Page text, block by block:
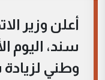
أعلن وزير
سند، اليوم
وطني